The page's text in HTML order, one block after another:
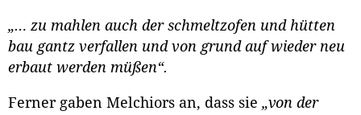
„… zu mahlen auch der schmeltzofen und hütten
bau gantz verfallen und von grund auf wieder neu
erbaut werden müßen“.
Ferner gaben Melchiors an, dass sie „von der